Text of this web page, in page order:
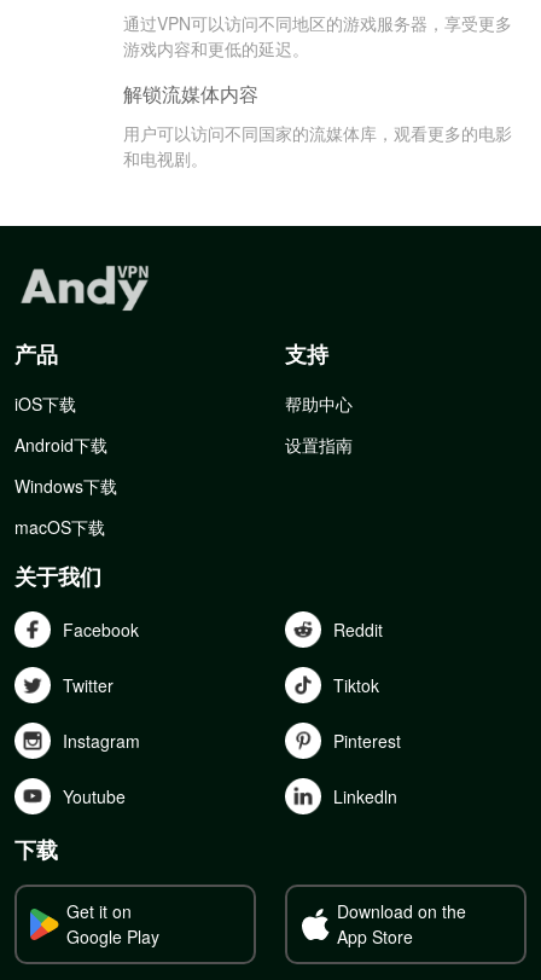
通过VPN可以访问不同地区的游戏服务器，享受更多
游戏内容和更低的延迟。
解锁流媒体内容
用户可以访问不同国家的流媒体库，观看更多的电影
和电视剧。
产品
iOS下载
Android下载
Windows下载
macOS下载
支持
帮助中心
设置指南
关于我们
Facebook Reddit
Twitter Tiktok
Instagram Pinterest
Youtube Linkedln
下载
Get it on
Google Play
Download on the
App Store